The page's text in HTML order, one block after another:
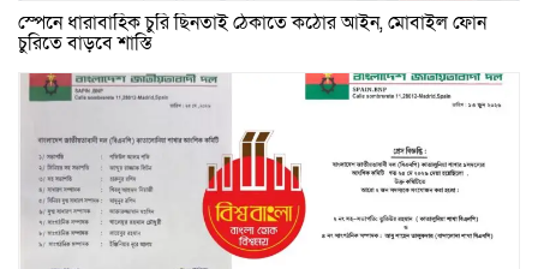
স্পেনে ধারাবাহিক চুরি ছিনতাই ঠেকাতে কঠোর আইন, মোবাইল ফোন
চুরিতে বাড়বে শাস্তি